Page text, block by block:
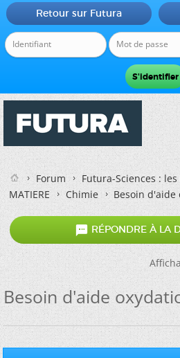
Retour sur Futura
Forum
Futura-Sciences :
MATIERE
Chimie Besoin d'aide
 RÉPONDRE À LA
Besoin d'aide